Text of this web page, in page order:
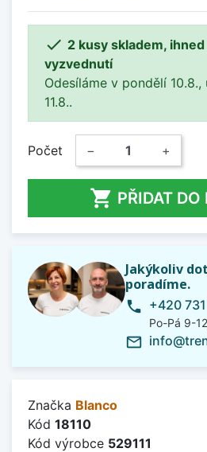
 2 kusy skladem,
vyzvednutí
Odesíláme v pondělí
11.8..
Počet − +
 PŘIDAT DO
Jakýkoliv
poradíme.
phone +420
Po-Pá 9-
mail_outline
Značka Blanco
Kód 18110
Kód výrobce 529111